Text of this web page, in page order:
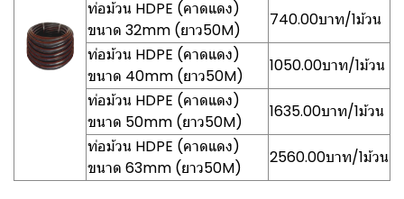
ท่อม้วน HDPE (คาดแดง)
ขนาด 32mm (ยาว50M)
740.00บาท/1ม้วน
ท่อม้วน HDPE (คาดแดง)
ขนาด 40mm (ยาว50M)
1050.00บาท/1ม้วน
ท่อม้วน HDPE (คาดแดง)
ขนาด 50mm (ยาว50M)
1635.00บาท/1ม้วน
ท่อม้วน HDPE (คาดแดง)
ขนาด 63mm (ยาว50M)
2560.00บาท/1ม้วน